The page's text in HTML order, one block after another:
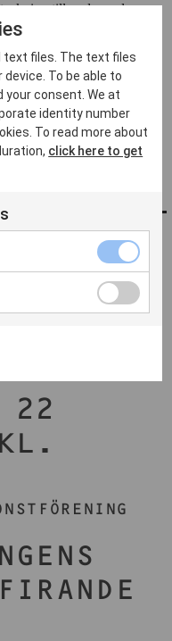
till nydanande
och rumsliga
Vårsalongen ges
intryck, fångade både
skapat med
22
text files. The text files
To be able to
your consent. We at
identity number
To read more about
click here to get